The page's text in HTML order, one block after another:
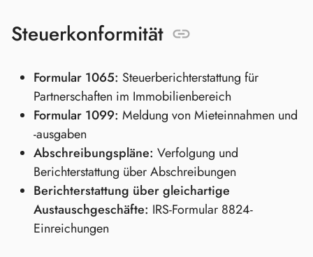
Steuerkonformität
Formular 1065: Steuerberichterstattung für
Partnerschaften im Immobilienbereich
Formular 1099: Meldung von Mieteinnahmen und
-ausgaben
Abschreibungspläne: Verfolgung und
Berichterstattung über Abschreibungen
Berichterstattung über gleichartige
Austauschgeschäfte: IRS-Formular 8824-
Einreichungen